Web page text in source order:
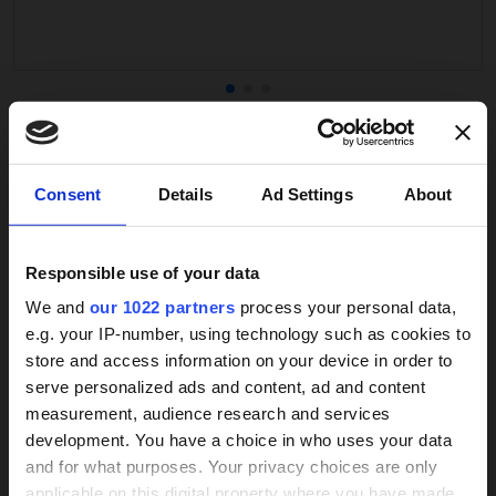
Consent Details Ad Settings About
Responsible use of your data
We and our 1022 partners process your personal data,
e.g. your IP-number, using technology such as cookies to
store and access information on your device in order to
serve personalized ads and content, ad and content
measurement, audience research and services
development. You have a choice in who uses your data
and for what purposes. Your privacy choices are only
Ein weiterer wichtiger Vorteil ist die soziale und
emotionale Begleitung. Die ständige Anwesenheit
einer Betreuungskraft reduziert Einsamkeit, fördert
die Kommunikation und trägt zu einem stabilen
Alltag bei. Gemeinsame Aktivitäten wie
stärken das Vertrauen zwischen Pflegebedürftigen
Wohlbefinden. Gleichzeitig können gesundheitliche
Veränderungen frühzeitig erkannt werden, wodurch
das Risiko von Notfällen deutlich verringert wird.
Betreuungskräfte übernehmen Aufgaben in der
Körperpflege, Mobilität und unterstützen bei
medizinischen Erfordernissen, wie Arztbesuchen
oder der regelmäßigen Einnahme von
VERSTANDEN! ANGEBOTE ERHALTEN
Weitere Services
24h-Betreuungskraft
gesucht?